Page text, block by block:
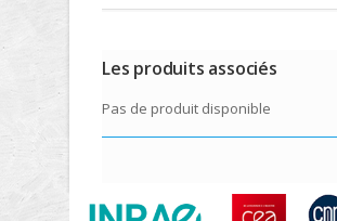
Les produits associés
Pas de produit disponible